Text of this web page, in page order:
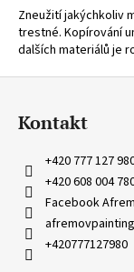
Zneužití jakýchkoliv
trestné. Kopírování
dalších materiálů je
o
p
o
r
u
Kontakt
+420 777 127
+420 608 004
Facebook
+420777127980